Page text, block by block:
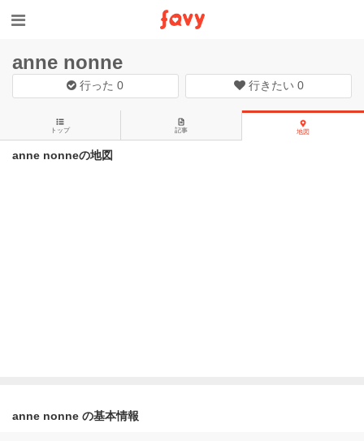
anne nonne
行った0 行きたい 0
トップ 記事 地図
anne nonneの地図
anne nonne の基本情報